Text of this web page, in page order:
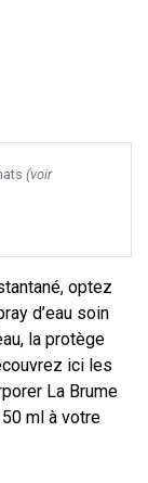
(voir
optez
d’eau soin
la protège
ici les
La Brume
ml à votre